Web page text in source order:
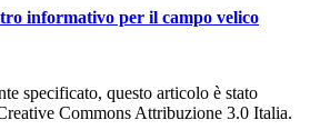
informativo per il campo velico
specificato, questo articolo è stato
Commons Attribuzione 3.0 Italia.